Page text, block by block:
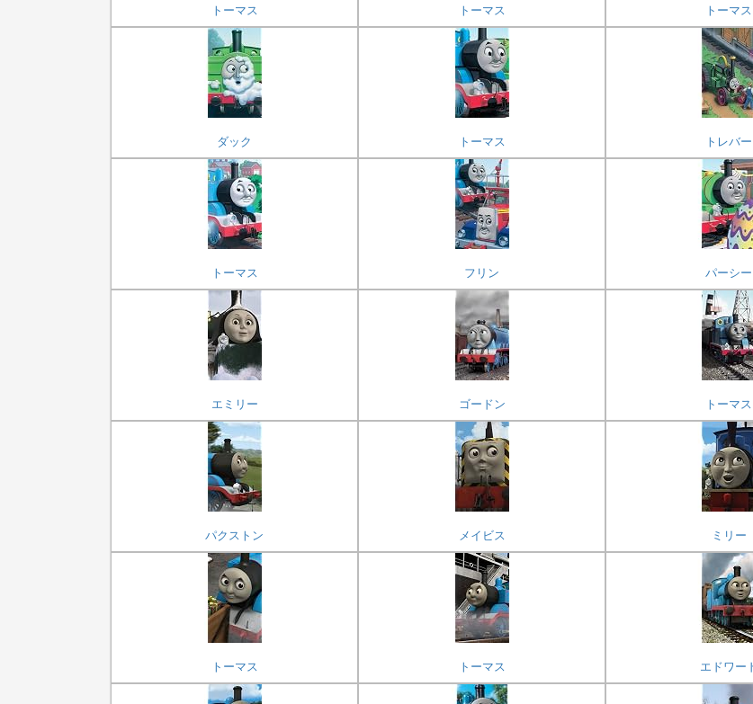
トーマス トーマス トーマス
ダック トーマス トレバー
トーマス フリン パーシー
エミリー ゴードン トーマス
パクストン メイビス ミリー
トーマス トーマス エドワー